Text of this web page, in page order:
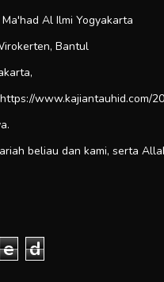
Al Ilmi Yogyakarta
Bantul
www.kajiantauhid.com/
beliau dan kami, serta
e d